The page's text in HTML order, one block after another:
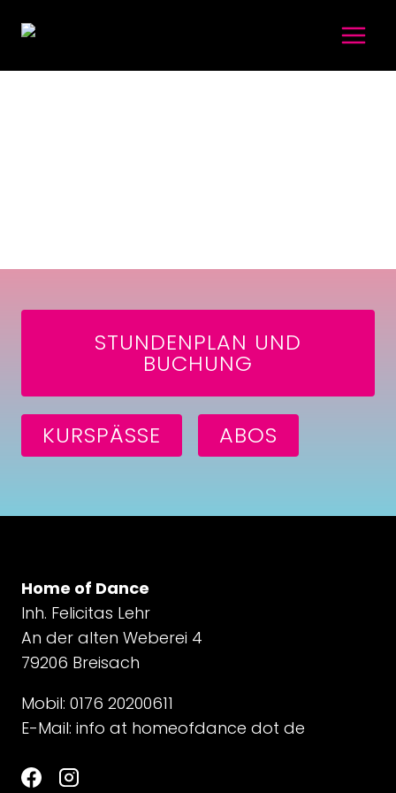
STUNDENPLAN UND
BUCHUNG
KURSPÄSSE ABOS
Home of Dance
Inh. Felicitas Lehr
An der alten Weberei 4
79206 Breisach
Mobil: 0176 20200611
E-Mail: info at homeofdance dot de